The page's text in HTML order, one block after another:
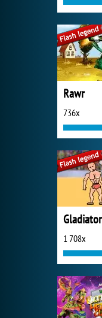
Rawr
736x
Gladiator
1 708x